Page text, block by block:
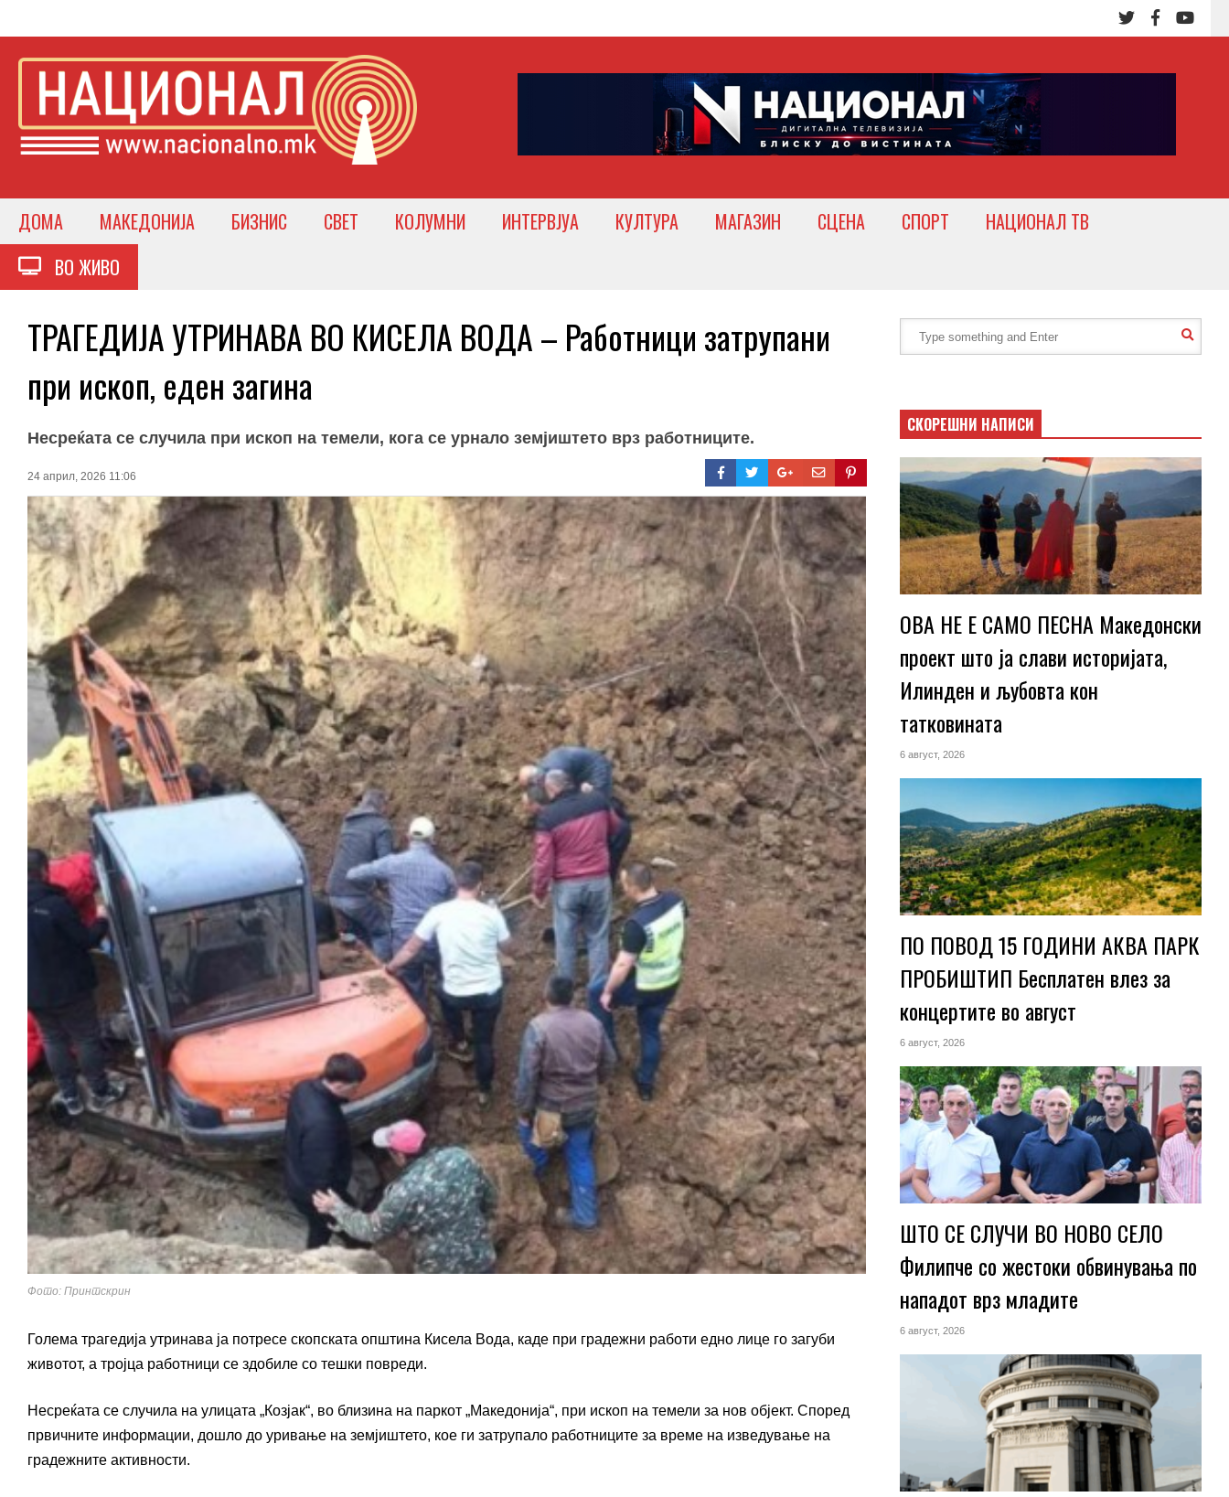
ДОМА МАКЕДОНИЈА БИЗНИС СВЕТ КОЛУМНИ ИНТЕРВЈУА КУЛТУРА МАГАЗИН СЦЕНА СПОРТ
НАЦИОНАЛ ТВ
ВО ЖИВО
ТРАГЕДИЈА УТРИНАВА ВО КИСЕЛА ВОДА – Работници затрупани
при ископ, еден загина
Несреќата се случила при ископ на темели, кога се урнало земјиштето врз работниците.
24 април, 2026 11:06
Фото: Принтскрин
Голема трагедија утринава ја потресе скопската општина Кисела Вода, каде при градежни работи едно лице го загуби
животот, а тројца работници се здобиле со тешки повреди.
Несреќата се случила на улицата „Козјак“, во близина на паркот „Македонија“, при ископ на темели за нов објект. Според
првичните информации, дошло до уривање на земјиштето, кое ги затрупало работниците за време на изведување на
градежните активности.
СКОРЕШНИ НАПИСИ
ОВА НЕ Е САМО ПЕСНА Македонски
проект што ја слави историјата,
Илинден и љубовта кон
татковината
6 август, 2026
ПО ПОВОД 15 ГОДИНИ АКВА ПАРК
ПРОБИШТИП Бесплатен влез за
концертите во август
6 август, 2026
ШТО СЕ СЛУЧИ ВО НОВО СЕЛО
Филипче со жестоки обвинувања по
нападот врз младите
6 август, 2026